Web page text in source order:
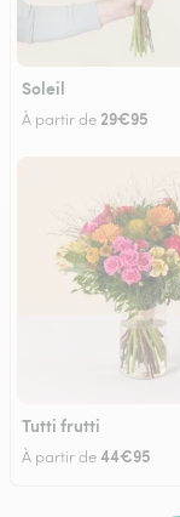
Soleil
À partir de 29€95
Tutti frutti
À partir de44€95